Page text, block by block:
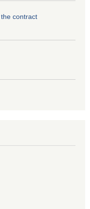
contract